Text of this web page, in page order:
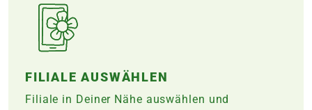
FILIALE AUSWÄHLEN
Filiale in Deiner Nähe auswählen und